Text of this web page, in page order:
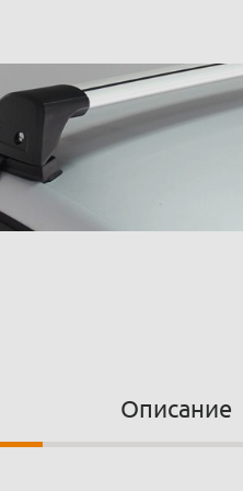
Описание